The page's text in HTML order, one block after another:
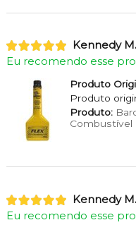
Kennedy M.
Eu recomendo esse
Produto
Produto
Produto:
Combustível
Kennedy M.
Eu recomendo esse